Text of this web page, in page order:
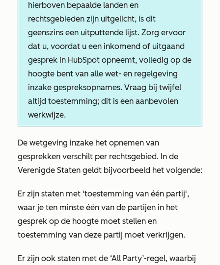
hierboven bepaalde landen en
rechtsgebieden zijn uitgelicht, is dit
geenszins een uitputtende lijst. Zorg ervoor
dat u, voordat u een inkomend of uitgaand
gesprek in HubSpot opneemt, volledig op de
hoogte bent van alle wet- en regelgeving
inzake gespreksopnames. Vraag bij twijfel
altijd toestemming; dit is een aanbevolen
werkwijze.
De wetgeving inzake het opnemen van
gesprekken verschilt per rechtsgebied. In de
Verenigde Staten geldt bijvoorbeeld het volgende:
Er zijn staten met 'toestemming van één partij',
waar je ten minste één van de partijen in het
gesprek op de hoogte moet stellen en
toestemming van deze partij moet verkrijgen.
Er zijn ook staten met de ‘All Party’-regel, waarbij